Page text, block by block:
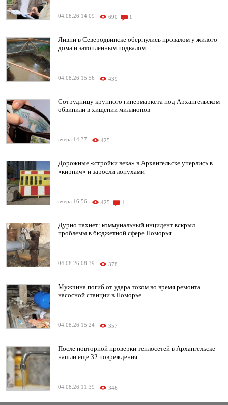
04.08.26 14:09 690 1
Ливни в Северодвинске обернулись провалом у жилого
дома и затопленным подвалом
04.08.26 15:56 439
Сотрудницу крупного гипермаркета под Архангельском
обвинили в хищении миллионов
вчера 14:37 425
Дорожные «стройки века» в Архангельске уперлись в
«кирпич» и заросли лопухами
вчера 16:56 425 1
Дурно пахнет: коммунальный инцидент вскрыл
проблемы в бюджетной сфере Поморья
04.08.26 08:39 378
Мужчина погиб от удара током во время ремонта
насосной станции в Поморье
04.08.26 15:24 357
После повторной проверки теплосетей в Архангельске
нашли еще 32 повреждения
04.08.26 11:39 346